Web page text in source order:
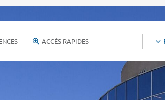
ACCÈS RAPIDES